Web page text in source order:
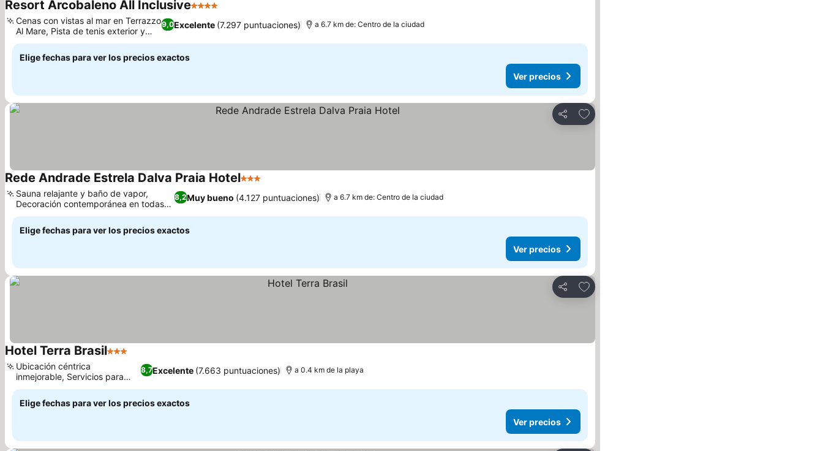
Resort Arcobaleno All Inclusive4 Estrellas
9,0Excelente (7.297 puntuaciones)
Cenas con vistas al mar en Terrazzo
Al Mare, Pista de tenis exterior y
sauna
a 6.7 km de: Centro de la ciudad
Elige fechas para ver los precios exactos
Ver precios
Compartir
Agregar a favoritos
Rede Andrade Estrela Dalva Praia Hotel3 Estrellas
8,2Muy bueno (4.127 puntuaciones)
Sauna relajante y baño de vapor,
Decoración contemporánea en todas
las habitaciones.
a 6.7 km de: Centro de la ciudad
Elige fechas para ver los precios exactos
Ver precios
Compartir
Agregar a favoritos
Hotel Terra Brasil3 Estrellas
8,7Excelente (7.663 puntuaciones)
Ubicación céntrica
inmejorable, Servicios para
toda la familia
a 0.4 km de la playa
Elige fechas para ver los precios exactos
Ver precios